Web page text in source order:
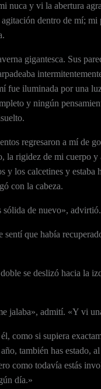
nuca y vi la abertura
dentro de mí;
gigantesca. Sus
fue iluminada por una
y ningún
regresaron a mí de
la rigidez de mi cuerpo
y los calcetines y
con la cabeza.
sólida de nuevo»,
sentí que había
se deslizó hacia la
jalaba», admití. «Y vi
como si supiera
también has estado,
como todavía estás
día.»